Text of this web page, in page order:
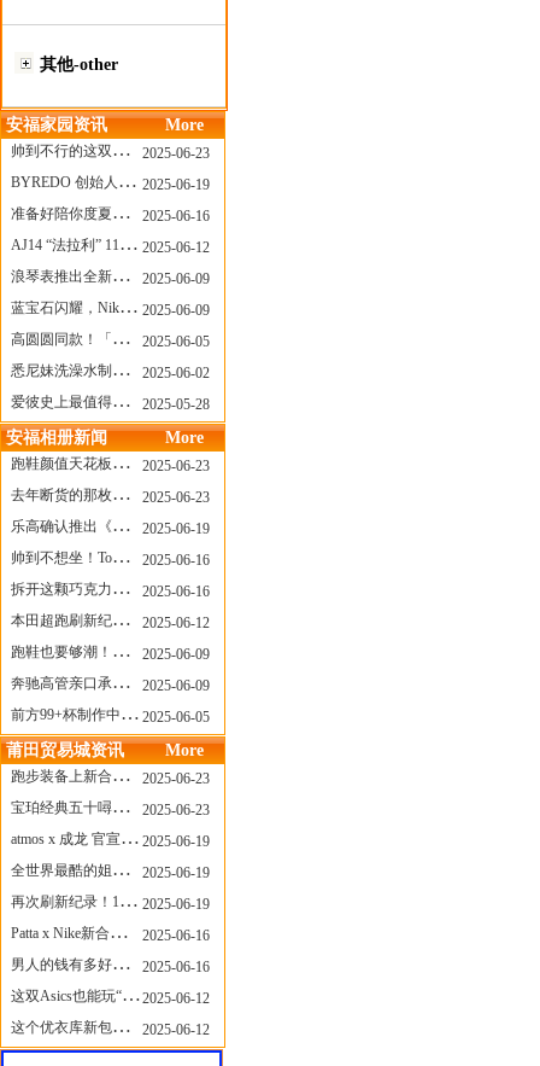
其他-other
安福家园资讯 More
帅到不行的这双跑鞋，其实藏着Nike第一位签约跑者的故事
2025-06-23
BYREDO 创始人离任，也带走了那份灵魂感
2025-06-19
准备好陪你度夏，nanamica x Suicoke 新联名来了
2025-06-16
AJ14 “法拉利” 11年后回归，红色超跑气场全开
2025-06-12
浪琴表推出全新先行者系列祖鲁时间1925腕表
2025-06-09
蓝宝石闪耀，Nike Air Max DN8 华丽变身
2025-06-09
高圆圆同款！「赤足New Balance」新联名曝光，铺货了
2025-06-05
悉尼妹洗澡水制成肥皂开启售卖！男粉：这肥皂能吃吗？
2025-06-02
爱彼史上最值得看的大展！揭秘150年传奇制表背后
2025-05-28
安福相册新闻 More
跑鞋颜值天花板？日常也能帅一脸
2025-06-23
去年断货的那枚表， CASIO指环表又要发售了
2025-06-23
乐高确认推出《哥斯拉》积木，这设计也太酷了！
2025-06-19
帅到不想坐！Tom Sachs x Helinox 这把露营椅太炸了
2025-06-16
拆开这颗巧克力，居然是皮卡丘？
2025-06-16
本田超跑刷新纪录了！700万元成交价
2025-06-12
跑鞋也要够潮！昂跑 x Slam Jam 联名即将发售
2025-06-09
奔驰高管亲口承认：电动G级，完全失败了！
2025-06-09
前方99+杯制作中！「爷爷不泡茶」苹果狗、桃桃喵，今夏顶流潮饮！
2025-06-05
莆田贸易城资讯 More
跑步装备上新合集，最近有什么可以关注的呢？
2025-06-23
宝珀经典五十噚家族再添新员 适配所有腕围的38mm小表径腕表亮相
2025-06-23
atmos x 成龙 官宣，《警察故事》联名短袖公布！
2025-06-19
全世界最酷的姐姐，和Nike联名的鞋要来了！
2025-06-19
再次刷新纪录！14只 LABUBU 共拍出240万元
2025-06-19
Patta x Nike新合作提前泄露，这次的服饰周边也有亮点？
2025-06-16
男人的钱有多好赚？四个大学生创业卖短裤，年销8个亿！
2025-06-16
这双Asics也能玩“牛仔感”？TOGA联名即将登场！
2025-06-12
这个优衣库新包，能火起来吗？
2025-06-12